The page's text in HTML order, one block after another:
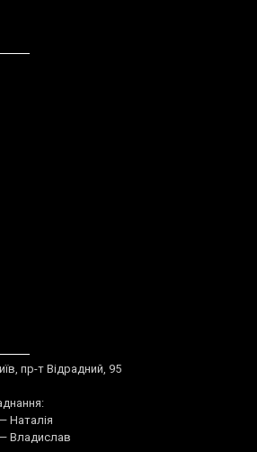
пр-т Відрадний, 95
— Наталія
— Владислав